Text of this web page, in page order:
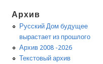
Архив
Русский Дом будущее
вырастает из прошлого
Архив 2008 -2026
Текстовый архив